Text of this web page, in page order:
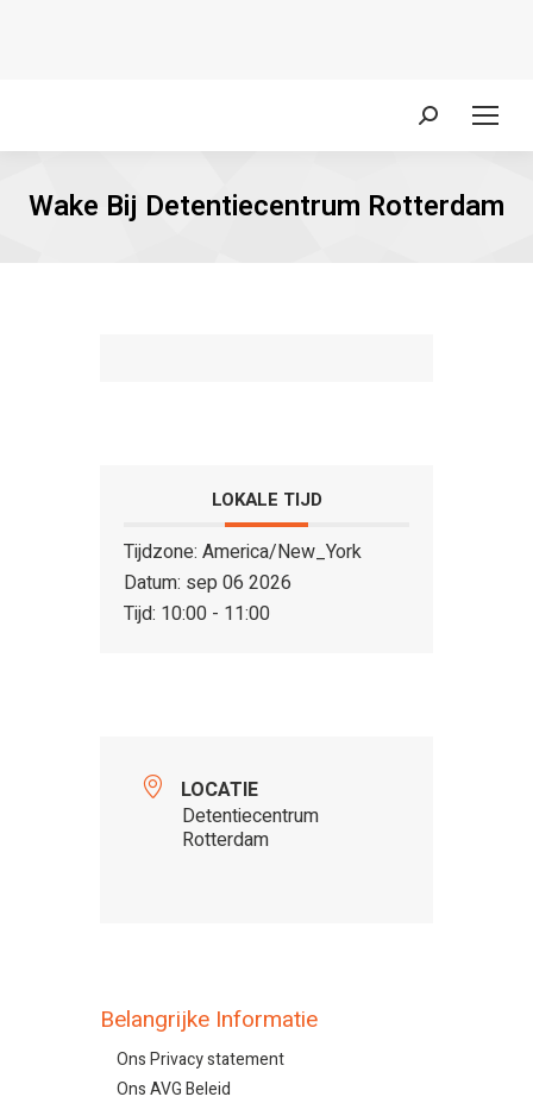
Zoeken:
Wake Bij Detentiecentrum Rotterdam
LOKALE TIJD
Tijdzone: America/New_York
Datum: sep 06 2026
Tijd: 10:00 - 11:00
LOCATIE
Detentiecentrum
Rotterdam
Belangrijke Informatie
Ons Privacy statement
Ons AVG Beleid